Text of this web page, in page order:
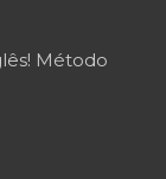
Método